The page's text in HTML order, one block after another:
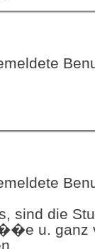
sind die
u. ganz